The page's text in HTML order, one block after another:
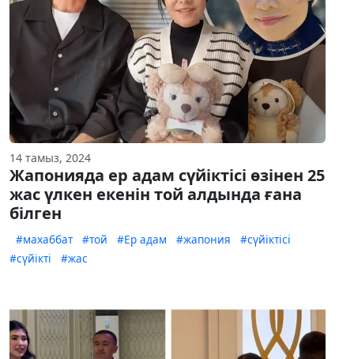
14 тамыз, 2024
Жапонияда ер адам сүйіктісі өзінен 25
жас үлкен екенін той алдында ғана
білген
#махаббат #той #Ер адам #жапония
#сүйіктісі
#сүйікті
#жас